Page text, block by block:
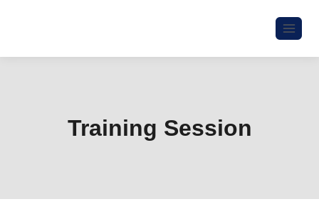
Training Session